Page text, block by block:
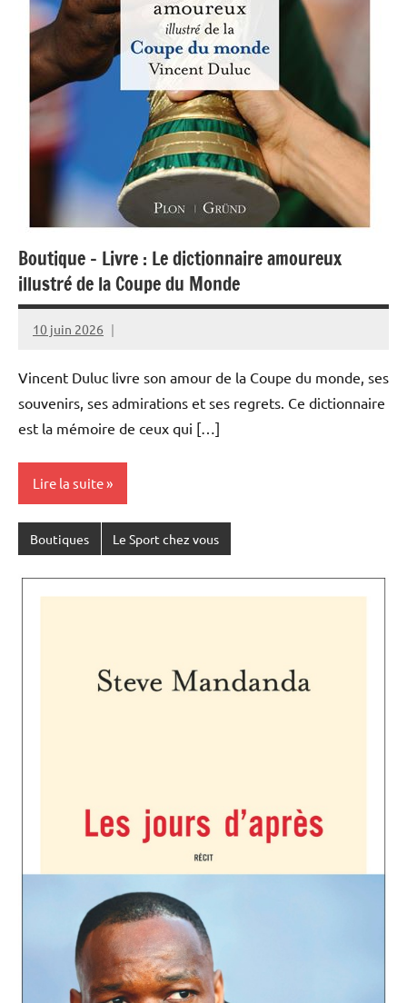
Boutique – Livre : Le dictionnaire amoureux
illustré de la Coupe du Monde
10 juin 2026
Rédaction
Vincent Duluc livre son amour de la Coupe du monde, ses
souvenirs, ses admirations et ses regrets. Ce dictionnaire
est la mémoire de ceux qui […]
Lire la suite
Boutiques Le Sport chez vous